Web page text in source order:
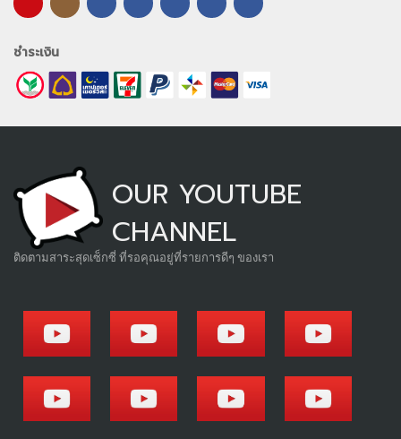
ชำระเงิน
OUR YOUTUBE
CHANNEL
ติดตามสาระสุดเซ็กซี่ ที่รอคุณอยู่ที่รายการดีๆ ของเรา